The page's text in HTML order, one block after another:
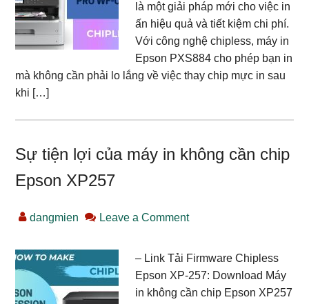
là một giải pháp mới cho việc in
ấn hiệu quả và tiết kiệm chi phí.
Với công nghệ chipless, máy in
Epson PXS884 cho phép bạn in
mà không cần phải lo lắng về việc thay chip mực in sau
khi […]
Sự tiện lợi của máy in không cần chip
Epson XP257
dangmien Leave a Comment
– Link Tải Firmware Chipless
Epson XP-257: Download Máy
in không cần chip Epson XP257